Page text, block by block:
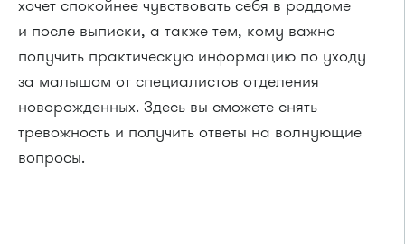
хочет спокойнее чувствовать себя в роддоме
и после выписки, а также тем, кому важно
получить практическую информацию по уходу
за малышом от специалистов отделения
новорожденных. Здесь вы сможете снять
тревожность и получить ответы на волнующие
вопросы.